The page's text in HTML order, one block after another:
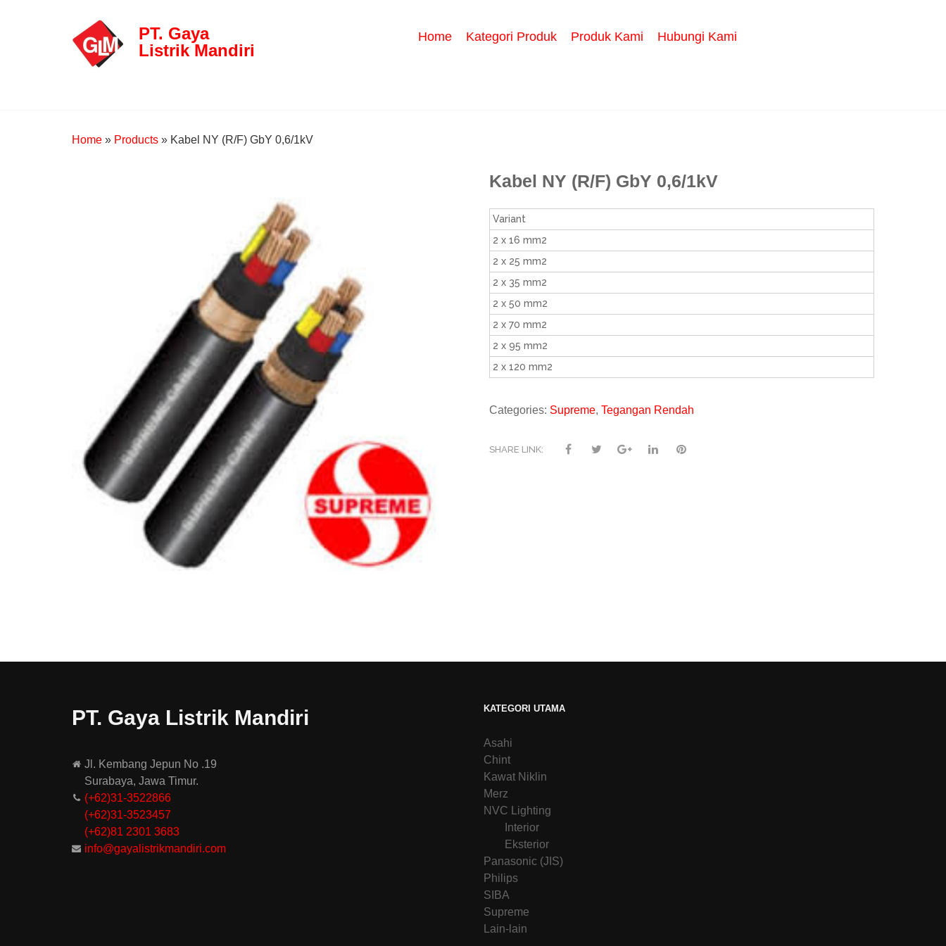
PT. Gaya
Listrik Mandiri
Home Kategori Produk Produk Kami Hubungi Kami
Home » Products » Kabel NY (R/F) GbY 0,6/1kV
Kabel NY (R/F) GbY 0,6/1kV
Variant
2 x 16 mm2
2 x 25 mm2
2 x 35 mm2
2 x 50 mm2
2 x 70 mm2
2 x 95 mm2
2 x 120 mm2
Categories: Supreme, Tegangan Rendah
SHARE LINK:
PT. Gaya Listrik Mandiri
Jl. Kembang Jepun No .19
Surabaya, Jawa Timur.
(+62)31-3522866
(+62)31-3523457
(+62)81 2301 3683
info@gayalistrikmandiri.com
KATEGORI UTAMA
Asahi
Chint
Kawat Niklin
Merz
NVC Lighting
Interior
Eksterior
Panasonic (JIS)
Philips
SIBA
Supreme
Lain-lain